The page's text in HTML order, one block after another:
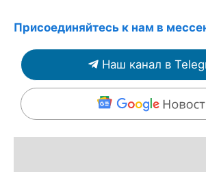
Присоединяйтесь к нам в
Наш канал в